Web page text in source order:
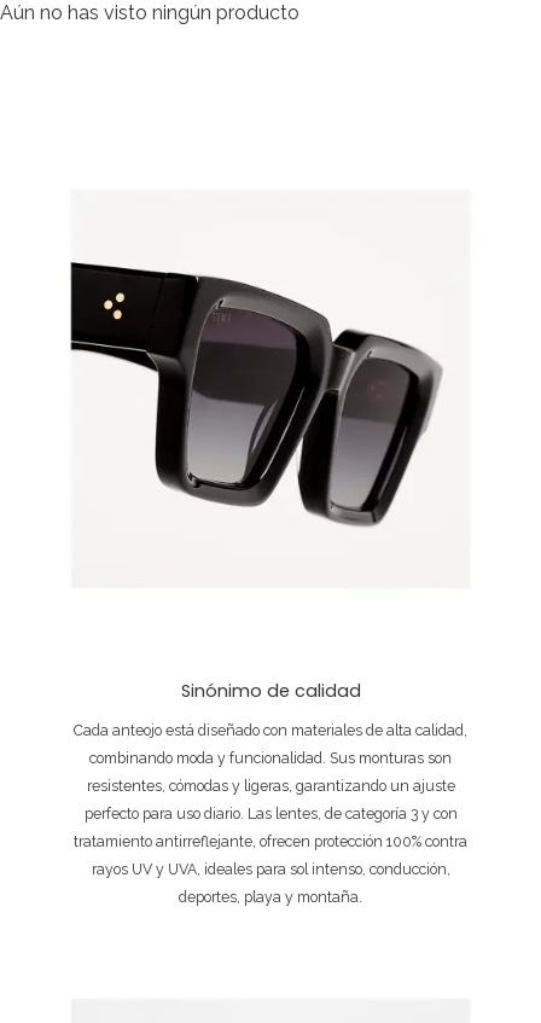
Aún no has visto ningún producto
Sinónimo de calidad
Cada anteojo está diseñado con materiales de alta calidad,
combinando moda y funcionalidad. Sus monturas son
resistentes, cómodas y ligeras, garantizando un ajuste
perfecto para uso diario. Las lentes, de categoría 3 y con
tratamiento antirreflejante, ofrecen protección 100% contra
rayos UV y UVA, ideales para sol intenso, conducción,
deportes, playa y montaña.